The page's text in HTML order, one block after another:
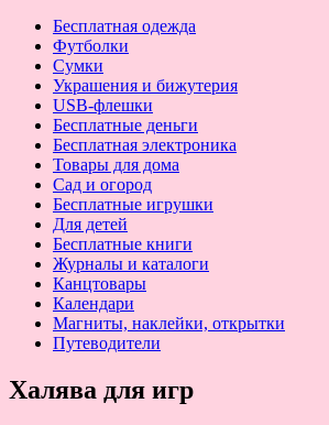
Бесплатная одежда
Футболки
Сумки
Украшения и бижутерия
USB-флешки
Бесплатные деньги
Бесплатная электроника
Товары для дома
Сад и огород
Бесплатные игрушки
Для детей
Бесплатные книги
Журналы и каталоги
Канцтовары
Календари
Магниты, наклейки, открытки
Путеводители
Халява для игр